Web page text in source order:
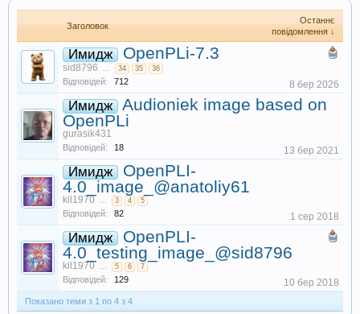
Заголовок
Останнє
повідомлення ↓
Имидж OpenPLi-7.3
sid8796 ... 34 35 36
Відповідей: 712 8 бер 2026
Имидж
Audioniek image based on
OpenPLi
gurasik431
Відповідей: 18 13 бер 2021
Имидж
OpenPLI-
4.0_image_@anatoliy61
kil1970 ... 3 4 5
Відповідей: 82 1 сер 2018
Имидж
OpenPLI-
4.0_testing_image_@sid8796
kil1970 ... 5 6 7
Відповідей: 129 10 бер 2018
Показано теми з 1 по 4 з 4